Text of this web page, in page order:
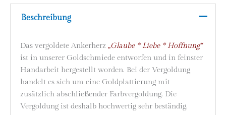
Beschreibung
Das vergoldete Ankerherz „Glaube * Liebe * Hoffnung“
ist in unserer Goldschmiede entworfen und in feinster
Handarbeit hergestellt worden. Bei der Vergoldung
handelt es sich um eine Goldplattierung mit
zusätzlich abschließender Farbvergoldung. Die
Vergoldung ist deshalb hochwertig sehr beständig.